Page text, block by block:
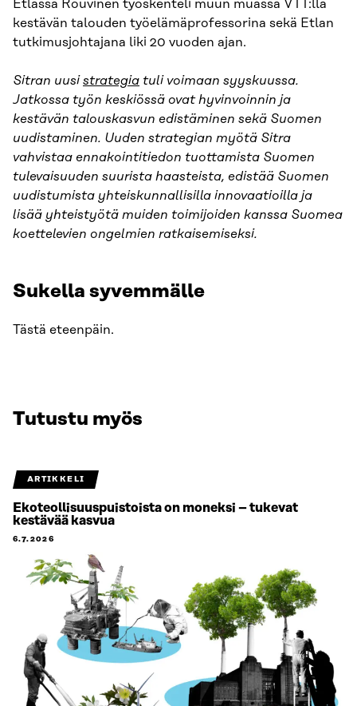
Etlassa Rouvinen työskenteli muun muassa VTT:llä
kestävän talouden työelämäprofessorina sekä Etlan
tutkimusjohtajana liki 20 vuoden ajan.
Sitran uusistrategia tuli voimaan syyskuussa.
Jatkossa työn keskiössä ovat hyvinvoinnin ja
kestävän talouskasvun edistäminen sekä Suomen
uudistaminen. Uuden strategian myötä Sitra
vahvistaa ennakointitiedon tuottamista Suomen
tulevaisuuden suurista haasteista, edistää Suomen
uudistumista yhteiskunnallisilla innovaatioilla ja
lisää yhteistyötä muiden toimijoiden kanssa Suomea
koettelevien ongelmien ratkaisemiseksi.
Sukella syvemmälle
Tästä eteenpäin.
Tutustu myös
ARTIKKELI
Ekoteollisuuspuistoista on moneksi – tukevat
kestävää kasvua
6.7.2026